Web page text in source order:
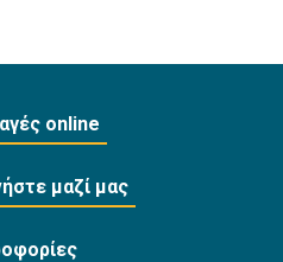
online
μαζί μας